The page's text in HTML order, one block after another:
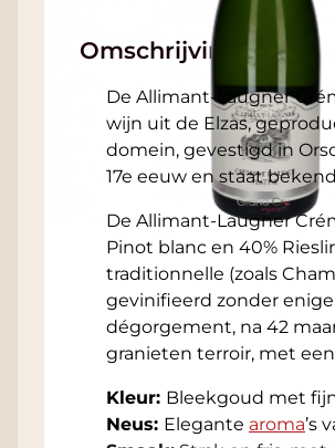
Omschrijving
De Allimant-Laugner
wijn uit de Elzas,
domein, gevestigd in
17e eeuw en staat
De Allimant-Laugner
Pinot blanc en 40%
traditionnelle (zoals
gevinifieerd zonder
dégorgement, na 42
granieten terroir, met
Kleur: Bleekgoud met
Neus: Elegante aroma’s